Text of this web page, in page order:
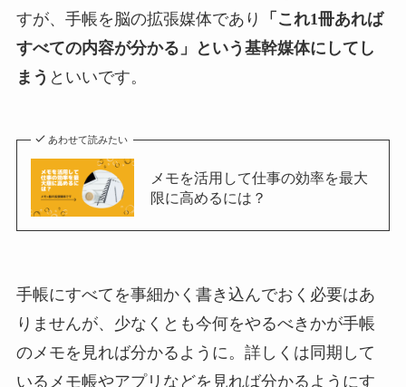
すが、手帳を脳の拡張媒体であり
「これ1冊あれば
すべての内容が分かる」という基幹媒体にしてし
まう といいです。
あわせて読みたい
メモを活用して仕事の効率を最大
限に高めるには？
手帳にすべてを事細かく書き込んでおく必要はあ
りませんが、少なくとも今何をやるべきかが手帳
のメモを見れば分かるように。詳しくは同期して
いるメモ帳やアプリなどを見れば分かるようにす